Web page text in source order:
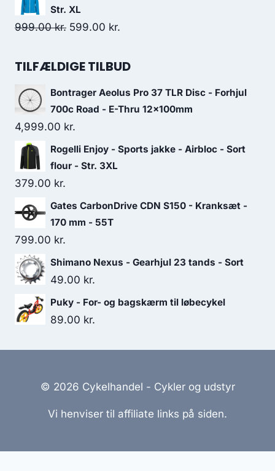
was:
799.20 kr..
Str. XL
999.00kr. Original
was:
599.00 kr.
is:
TILFÆLDIGE TILBUD
Bontrager Aeolus Pro 37 TLR Disc - Forhjul
700c Road - E-Thru 12x100mm
4,999.00 kr.
Rogelli Enjoy - Sports jakke - Airbloc - Sort
flour - Str. 3XL
379.00 kr.
Gates CarbonDrive CDN S150 - Kranksæt -
170 mm - 55T
799.00 kr.
Shimano Nexus - Gearhjul 23 tands - Sort
49.00 kr.
Puky - For- og bagskærm til løbecykel
89.00 kr.
© 2026 Cykelhandel - Cykler og udstyr
Vi henviser til affiliate links på siden.